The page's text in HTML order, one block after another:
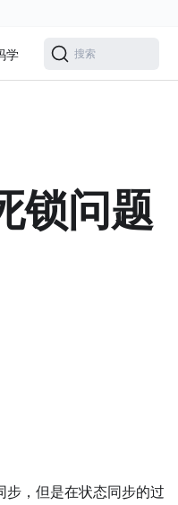
学 搜索
锁问题
，但是在状态同步的过